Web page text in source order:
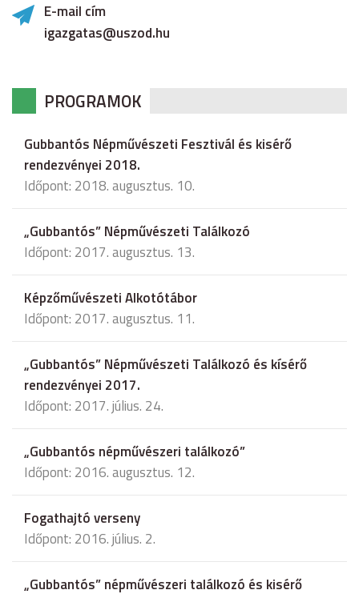
E-mail cím
igazgatas@uszod.hu
PROGRAMOK
Gubbantós Népművészeti Fesztivál és kisérő
rendezvényei 2018.
Időpont: 2018. augusztus. 10.
„Gubbantós” Népművészeti Találkozó
Időpont: 2017. augusztus. 13.
Képzőművészeti Alkotótábor
Időpont: 2017. augusztus. 11.
„Gubbantós” Népművészeti Találkozó és kísérő
rendezvényei 2017.
Időpont: 2017. július. 24.
„Gubbantós népművészeri találkozó”
Időpont: 2016. augusztus. 12.
Fogathajtó verseny
Időpont: 2016. július. 2.
„Gubbantós” népművészeri találkozó és kisérő